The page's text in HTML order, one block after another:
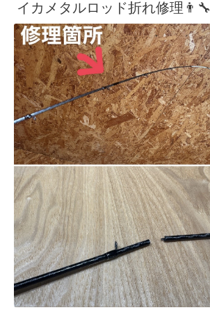
イカメタルロッド折れ修理👨‍🔧